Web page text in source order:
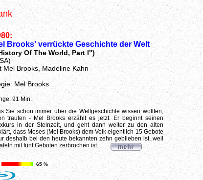
Brooks' verrückte Geschichte der Welt
Of The World, Part I")
Mel Brooks, Madeline Kahn
Mel Brooks
91 Min.
Sie schon immer über die Weltgeschichte wissen wollten,
trauten - Mel Brooks erzählt es jetzt. Er beginnt seinen
in der Steinzeit, und geht dann weiter zu den alten
dass Moses (Mel Brooks) dem Volk eigentlich 15 Gebote
deshalb bei den heute bekannten zehn geblieben ist, weil
mit fünf Geboten zerbrochen ist... ...
65 %